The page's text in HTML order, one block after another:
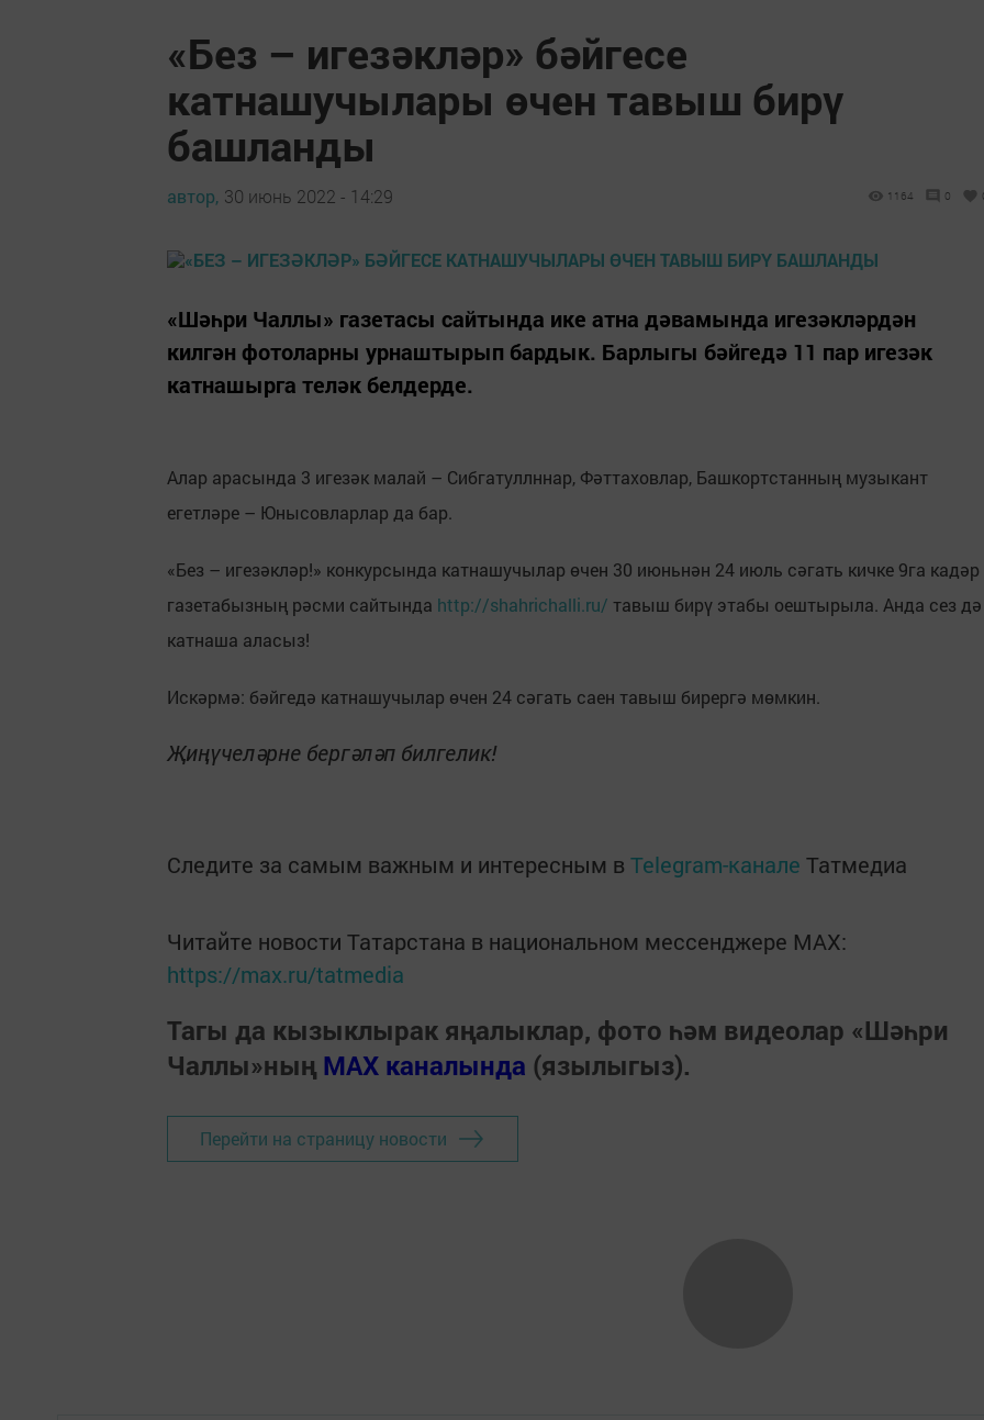
«Без – игезәкләр» бәйгесе
катнашучылары өчен тавыш бирү
башланды
автор, 30 июнь 2022 - 14:29 1164 0
«Шәһри Чаллы» газетасы сайтында ике атна дәвамында игезәкләрдән
килгән фотоларны урнаштырып бардык. Барлыгы бәйгедә 11 пар игезәк
катнашырга теләк белдерде.
Алар арасында 3 игезәк малай – Сибгатуллннар, Фәттаховлар, Башкортстанның музыкант
егетләре – Юнысовларлар да бар.
«Без – игезәкләр!» конкурсында катнашучылар өчен 30 июньнән 24 июль сәгать кичке 9га кадәр
газетабызның рәсми сайтында http://shahrichalli.ru/ тавыш бирү этабы оештырыла. Анда сез дә
катнаша аласыз!
Искәрмә: бәйгедә катнашучылар өчен 24 сәгать саен тавыш бирергә мөмкин.
Җиңүчеләрне бергәләп билгелик!
Следите за самым важным и интересным в Telegram-канале Татмедиа
Читайте новости Татарстана в национальном мессенджере MАХ:
https://max.ru/tatmedia
Тагы да кызыклырак яңалыклар, фото һәм видеолар «Шәһри
Чаллы»ның MAX каналында (язылыгыз).
Перейти на страницу новости